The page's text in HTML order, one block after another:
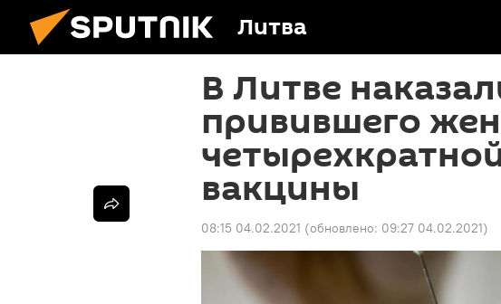
Литва
В Литве
привившего
вакцины
08:15 04.02.2021 (обновлено: 09:27 04.02.2021)